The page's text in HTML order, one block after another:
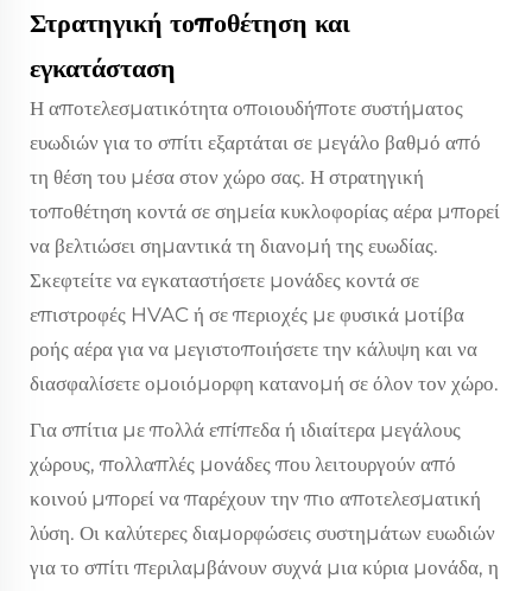
Στρατηγική τοποθέτηση και
εγκατάσταση
Η αποτελεσματικότητα οποιουδήποτε συστήματος
ευωδιών για το σπίτι εξαρτάται σε μεγάλο βαθμό από
τη θέση του μέσα στον χώρο σας. Η στρατηγική
τοποθέτηση κοντά σε σημεία κυκλοφορίας αέρα μπορεί
να βελτιώσει σημαντικά τη διανομή της ευωδίας.
Σκεφτείτε να εγκαταστήσετε μονάδες κοντά σε
επιστροφές HVAC ή σε περιοχές με φυσικά μοτίβα
ροής αέρα για να μεγιστοποιήσετε την κάλυψη και να
διασφαλίσετε ομοιόμορφη κατανομή σε όλον τον χώρο.
Για σπίτια με πολλά επίπεδα ή ιδιαίτερα μεγάλους
χώρους, πολλαπλές μονάδες που λειτουργούν από
κοινού μπορεί να παρέχουν την πιο αποτελεσματική
λύση. Οι καλύτερες διαμορφώσεις συστημάτων ευωδιών
για το σπίτι περιλαμβάνουν συχνά μια κύρια μονάδα, η